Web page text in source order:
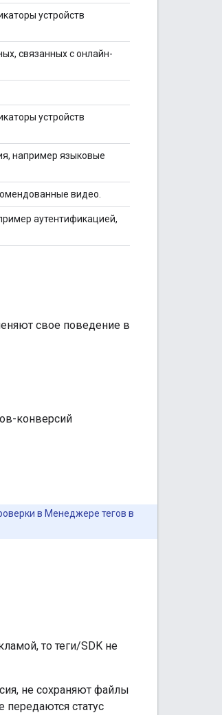
устройств
связанных с онлайн-
устройств
например языковые
видео.
аутентификацией,
свое поведение в
конверсий
в Менеджере тегов в
то теги/SDK не
не сохраняют файлы
передаются статус